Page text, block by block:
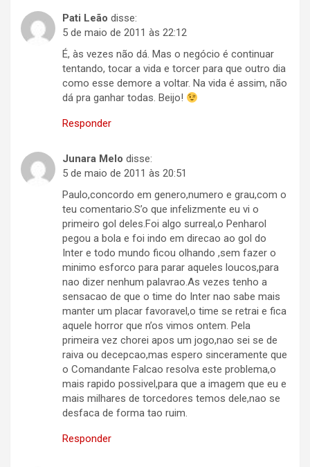
Pati Leão disse:
5 de maio de 2011 às 22:12
É, às vezes não dá. Mas o negócio é continuar
tentando, tocar a vida e torcer para que outro dia
como esse demore a voltar. Na vida é assim, não
dá pra ganhar todas. Beijo!
Responder
Junara Melo disse:
5 de maio de 2011 às 20:51
Paulo,concordo em genero,numero e grau,com o
teu comentario.S’o que infelizmente eu vi o
primeiro gol deles.Foi algo surreal,o Penharol
pegou a bola e foi indo em direcao ao gol do
Inter e todo mundo ficou olhando ,sem fazer o
minimo esforco para parar aqueles loucos,para
nao dizer nenhum palavrao.As vezes tenho a
sensacao de que o time do Inter nao sabe mais
manter um placar favoravel,o time se retrai e fica
aquele horror que n’os vimos ontem. Pela
primeira vez chorei apos um jogo,nao sei se de
raiva ou decepcao,mas espero sinceramente que
o Comandante Falcao resolva este problema,o
mais rapido possivel,para que a imagem que eu e
mais milhares de torcedores temos dele,nao se
desfaca de forma tao ruim.
Responder